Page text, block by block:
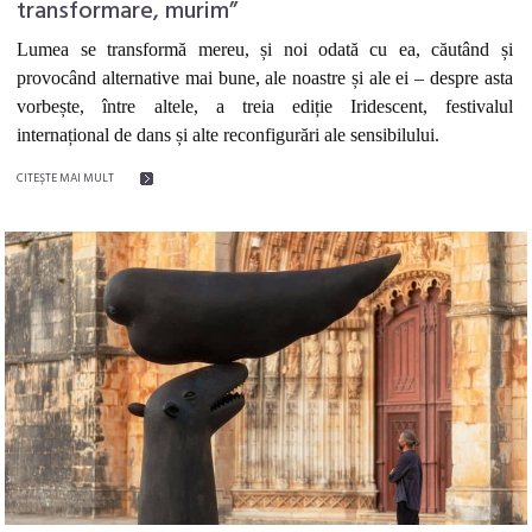
transformare, murim”
Lumea se transformă mereu,și noi odată cu ea, căutând și
provocând alternative mai bune, ale noastre și ale ei – despre asta
vorbește, între altele, a treia ediție Iridescent, festivalul
internațional de dans și alte reconfigurări ale sensibilului.
CITEŞTE MAI MULT